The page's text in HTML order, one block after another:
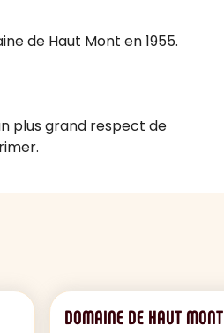
de Haut Mont en 1955.
plus grand respect de
DOMAINE DE HAUT MONT